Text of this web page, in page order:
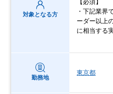
対象となる方
【必須】
・下記業界
ーダー以上
に相当する
勤務地
東京都